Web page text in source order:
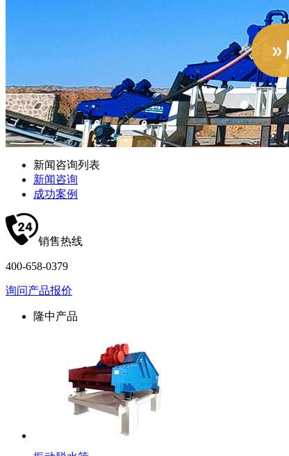
新闻咨询列表
新闻咨询
成功案例
销售热线
400-658-0379
询问产品报价
隆中产品